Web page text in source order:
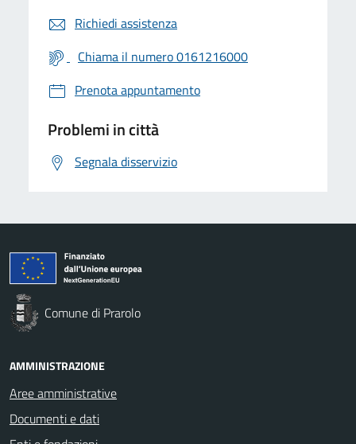
Richiedi assistenza
Chiama il numero 0161216000
Prenota appuntamento
Problemi in città
Segnala disservizio
Comune di Prarolo
AMMINISTRAZIONE
Aree amministrative
Documenti e dati